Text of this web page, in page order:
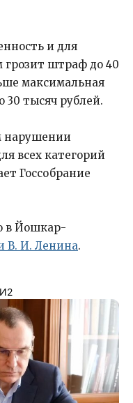
и для
штраф до 40
максимальная
30 тысяч рублей.
нарушении
всех категорий
Госсобрание
в Йошкар-
В. И. Ленина.